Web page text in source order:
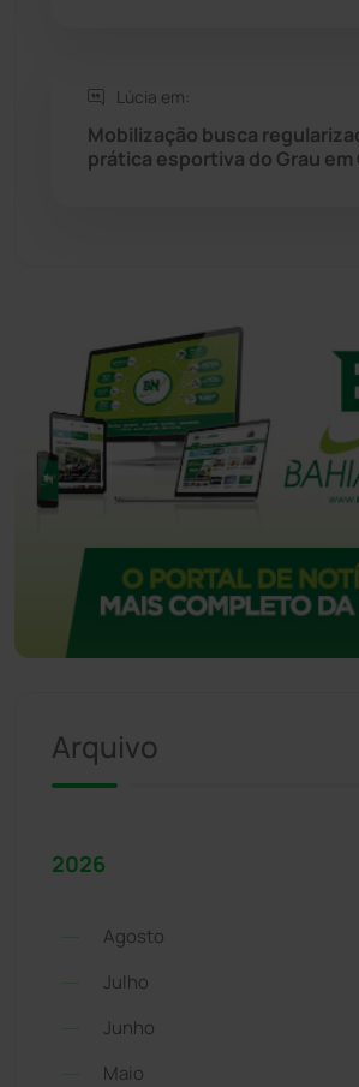
Tanque Novo
Tecnologia
Lúcia em:
Mobilização busca
prática esportiva do Grau em
Arquivo
2026
Agosto
Julho
Junho
Maio